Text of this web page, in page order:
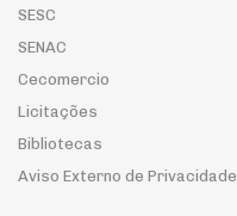
SESC
SENAC
Cecomercio
Licitações
Bibliotecas
Aviso Externo de Privacidade